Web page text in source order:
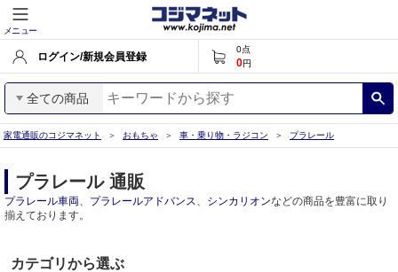
メニュー
ログイン/新規会員登録
0点
0円
全ての商品
家電通販のコジマネット おもちゃ 車・乗り物・ラジコン プラレール
プラレール 通販
プラレール車両、 プラレールアドバンス、 シンカリオンなどの商品を豊富に取り
揃えております。
カテゴリから選ぶ